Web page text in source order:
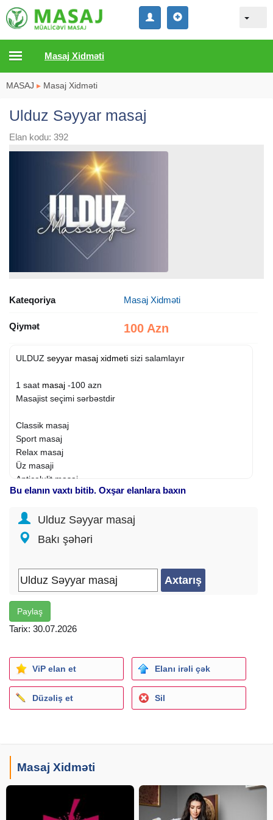
Masaj Xidməti
MASAJ ▸ Masaj Xidməti
Ulduz Səyyar masaj
Elan kodu: 392
Kateqoriya Masaj Xidməti
Qiymət 100 Azn
ULDUZ seyyar masaj xidmeti sizi salamlayır
1 saat masaj -100 azn
Masajist seçimi sərbəstdir
Classik masaj
Sport masaj
Relax masaj
Üz masaji
Anticelulit masaj
Ev, Hotel və Ofislərə sifarişlər götürülür
•Sifarişlər 1 saat gabag qötürülür
Etik qaydalara riyayət etməyiniz xahiş olunur
Geyd:
İntim yoxdur!!
Body to body yoxdur!!
Sirf masaj xidmetidir
Bu elanın vaxtı bitib. Oxşar elanlara baxın
Ulduz Səyyar masaj
Bakı şəhəri
Paylaş
Tarix: 30.07.2026
ViP elan et Elanı irəli çək
Düzəliş et Sil
Masaj Xidməti